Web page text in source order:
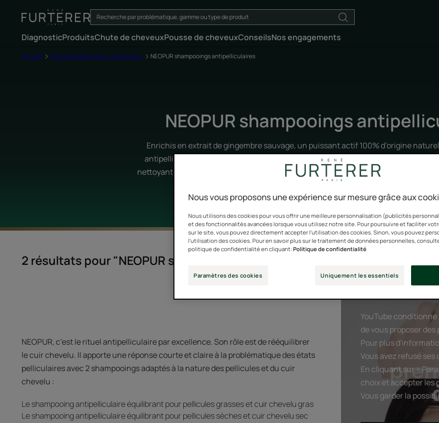
DiagnosticProduitsChute de cheveuxPousse de cheveuxConseilsNos engagements
Accueil Tous les produits pour vos cheveux NEOPUR shampooings antipelliculaires
NEOPUR shampooings
Enrichis en extrait de gingembre sauvage, un puissant actif 100% d’origine
antipelliculaires assainissent le cuir chevelu tout en rééquilibrant son
nettoyante douce, le cuir chevelu retrouve son équilibre naturel et les pellicules
2 résultats pour "NEOPUR shampooings antipelliculaires"
NEOPUR, c’est le rituel antipelliculaire par excellence. Son rôle est de rééquilibrer
le cuir chevelu. Il apporte une réponse courte et claire à la problématique des états
pelliculaires avec 2 shampooings adaptés à la nature des pellicules et du cuir
chevelu :
Le shampooing antipelliculaire équilibrant pour pellicules grasses et cuir chevelu gras
Le shampooing antipelliculaire équilibrant pour pellicules sèches et cuir chevelu sec
YouTube
de vous proposer
Pour plus
Vous avez refusé ses
En cliquant sur «
choix et accepter les
Vous garder la
Nous vous proposons une expérience sur mesure grâce aux
Nous utilisons des cookies pour vous offrir une meilleure personnalisation (publicités
et des fonctionnalités avancées lorsque vous utilisez notre site. Pour poursuivre et faciliter
sur le site, vous pouvez directement accepter l'utilisation des cookies. Sinon, vous pouvez
l'utilisation des cookies. Pour en savoir plus sur le traitement de données personnelles,
politique de confidentialité en cliquant:Politique de confidentialité
Paramètres des cookies Uniquement les essentiels